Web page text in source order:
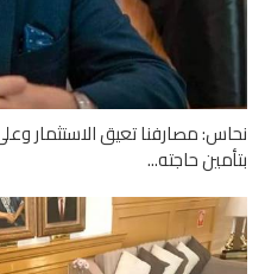
مصارفنا تعيق الاستثمار وعلى
حاجته...